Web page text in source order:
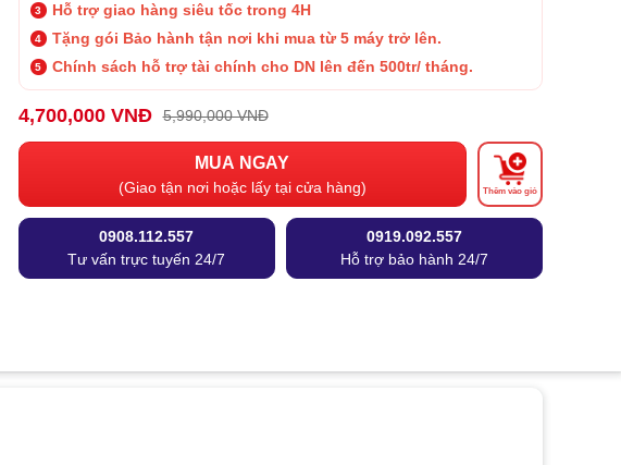
Hỗ trợ giao hàng siêu tốc trong 4H
Tặng gói Bảo hành tận nơi khi mua từ 5 máy trở lên.
Chính sách hỗ trợ tài chính cho DN lên đến 500tr/ tháng.
4,700,000 VNĐ 5,990,000 VNĐ
MUA NGAY
(Giao tận nơi hoặc lấy tại cửa hàng) Thêm vào giỏ
0908.112.557
Tư vấn trực tuyến 24/7
0919.092.557
Hỗ trợ bảo hành 24/7